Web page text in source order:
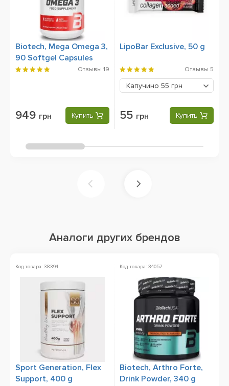
Biotech, Mega Omega 3,
90 Softgel Capsules
Отзывы 19
949 грн Купить
LipoBar Exclusive, 50 g
Отзывы 5
Капучино 55 грн
55 грн Купить
Аналоги других брендов
Код товара: 38394
Sport Generation, Flex
Support, 400 g
Код товара: 34057
Biotech, Arthro Forte,
Drink Powder, 340 g